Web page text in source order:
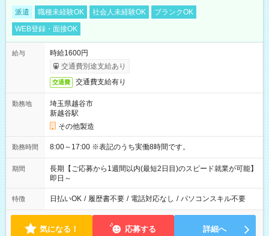
派遣 職種未経験OK 社会人未経験OK
ブランクOK
WEB登録・面接OK
給与
時給1600円
交通費別途支給あり
交通費 交通費支給有り
勤務地
埼玉県越谷市
新越谷駅
その他製造
勤務時間 8:00～17:00 ※表記のうち実働8時間です。
期間
長期【ご応募から1週間以内(最短2日目)のスピード就業が可能】
即日～
特徴 日払いOK / 履歴書不要 / 電話対応なし / パソコンスキル不要
気になる！ 応募する 詳細へ